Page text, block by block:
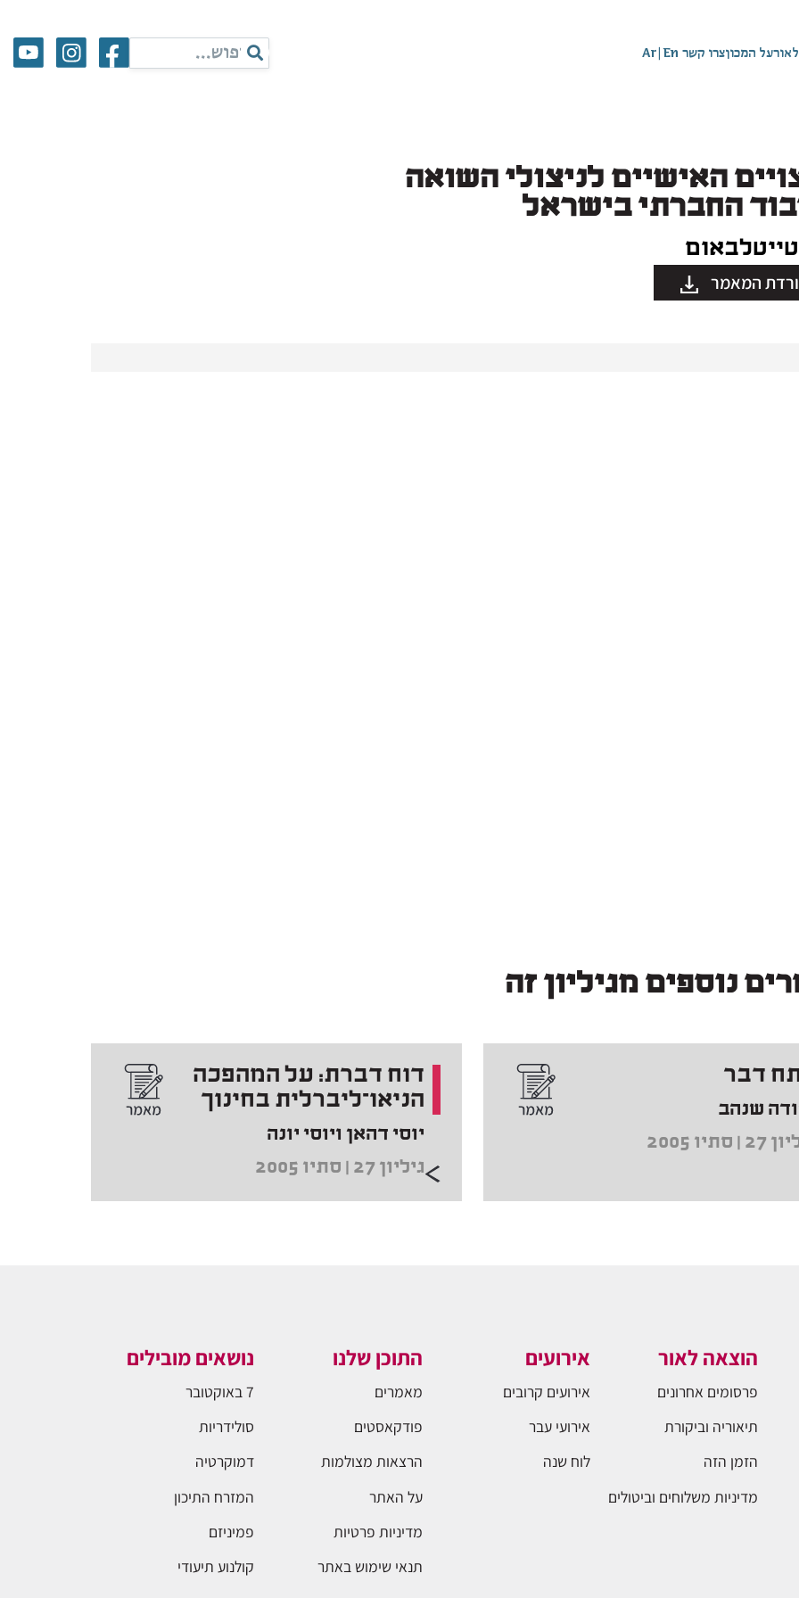
על המכוןצרו קשר En
|
Ar
האישיים לניצולי השואה
החברתי בישראל
המאמר
נוספים מגיליון זה
דבר
שנהב
| סתיו 2005
דוח דברת: על המהפכה
הניאו־ליברלית בחינוך
יוסי דהאן ויוסי יונה
גיליון 27 | סתיו 2005
הוצאה לאור
פרסומים אחרונים
תיאוריה וביקורת
הזמן הזה
מדיניות משלוחים וביטולים
אירועים
אירועים קרובים
אירועי עבר
לוח שנה
התוכן שלנו
מאמרים
פודקאסטים
הרצאות מצולמות
על האתר
מדיניות פרטיות
תנאי שימוש באתר
נושאים מובילים
7 באוקטובר
סולידריות
דמוקרטיה
המזרח התיכון
פמיניזם
קולנוע תיעודי